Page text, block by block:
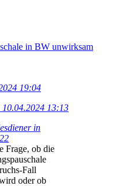
in BW unwirksam
19:04
13:13
in
Frage, ob die
Fall
oder ob